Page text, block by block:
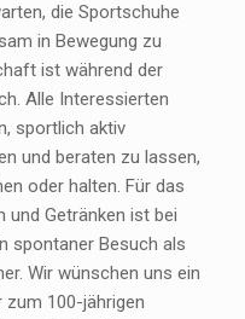
die Sportschuhe
in Bewegung zu
ist während der
Alle Interessierten
sportlich aktiv
und beraten zu lassen,
oder halten. Für das
und Getränken ist bei
spontaner Besuch als
Wir wünschen uns ein
zum 100-jährigen